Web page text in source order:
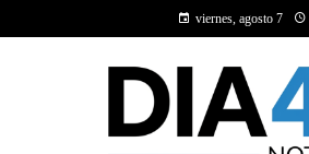
viernes, agosto 7